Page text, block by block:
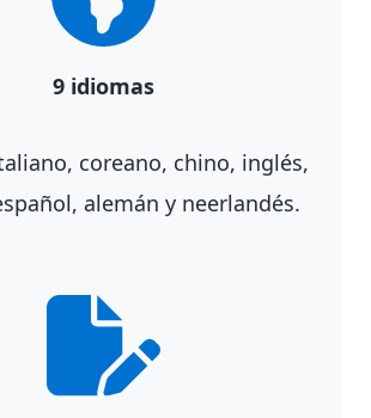
9 idiomas
coreano, chino, inglés,
alemán y neerlandés.